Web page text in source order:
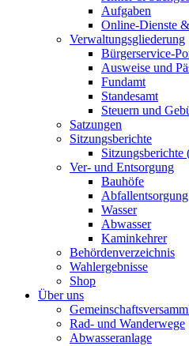
Aufgaben
Online-Dienste
Verwaltungsgliederung
Bürgerservice-
Ausweise und
Fundamt
Standesamt
Steuern und
Satzungen
Sitzungsberichte
Ver- und Entsorgung
Bauhöfe
Abfallentsorgung
Wasser
Abwasser
Kaminkehrer
Behördenverzeichnis
Wahlergebnisse
Shop
Über uns
Rad- und Wanderwege
Abwasseranlage